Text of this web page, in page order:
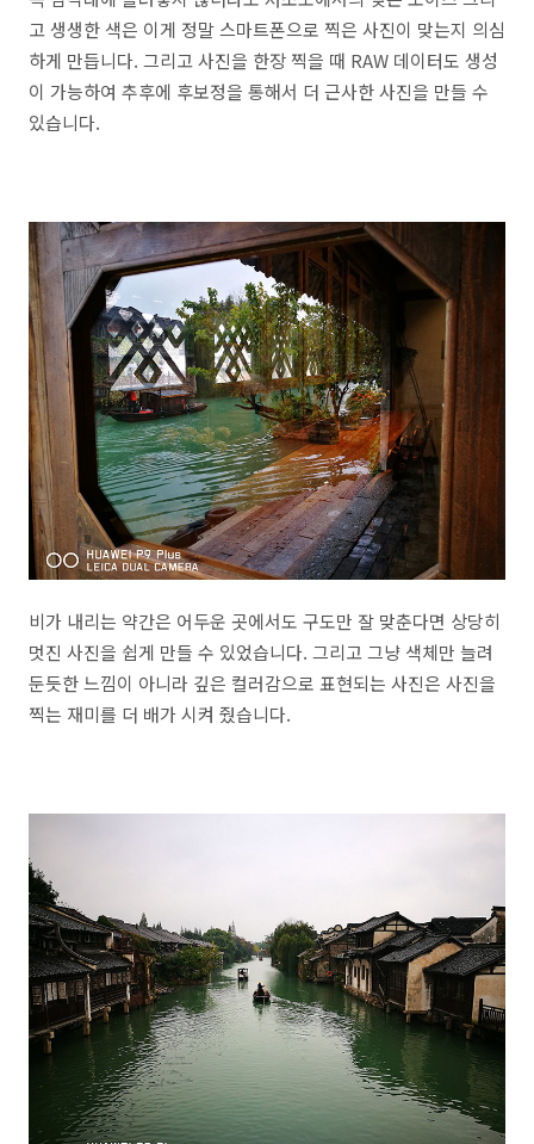
고 생생한 색은 이게 정말 스마트폰으로 찍은 사진이 맞는지 의심
하게 만듭니다. 그리고 사진을 한장 찍을 때 RAW 데이터도 생성
이 가능하여 추후에 후보정을 통해서 더 근사한 사진을 만들 수
있습니다.
비가 내리는 약간은 어두운 곳에서도 구도만 잘 맞춘다면 상당히
멋진 사진을 쉽게 만들 수 있었습니다. 그리고 그냥 색체만 늘려
둔듯한 느낌이 아니라 깊은 컬러감으로 표현되는 사진은 사진을
찍는 재미를 더 배가 시켜 줬습니다.